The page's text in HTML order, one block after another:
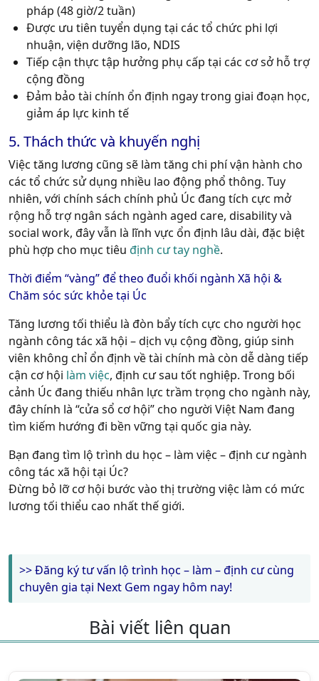
pháp (48 giờ/2 tuần)
Được ưu tiên tuyển dụng tại các tổ chức phi lợi
nhuận, viện dưỡng lão, NDIS
Tiếp cận thực tập hưởng phụ cấp tại các cơ sở hỗ trợ
cộng đồng
Đảm bảo tài chính ổn định ngay trong giai đoạn học,
giảm áp lực kinh tế
5. Thách thức và khuyến nghị
Việc tăng lương cũng sẽ làm tăng chi phí vận hành cho
các tổ chức sử dụng nhiều lao động phổ thông. Tuy
nhiên, với chính sách chính phủ Úc đang tích cực mở
rộng hỗ trợ ngân sách ngành aged care, disability và
social work, đây vẫn là lĩnh vực ổn định lâu dài, đặc biệt
phù hợp cho mục tiêu định cư tay nghề.
Thời điểm “vàng” để theo đuổi khối ngành Xã hội &
Chăm sóc sức khỏe tại Úc
Tăng lương tối thiểu là đòn bẩy tích cực cho người học
ngành công tác xã hội – dịch vụ cộng đồng, giúp sinh
viên không chỉ ổn định về tài chính mà còn dễ dàng tiếp
cận cơ hội làm việc, định cư sau tốt nghiệp. Trong bối
cảnh Úc đang thiếu nhân lực trầm trọng cho ngành này,
đây chính là “cửa sổ cơ hội” cho người Việt Nam đang
tìm kiếm hướng đi bền vững tại quốc gia này.
Bạn đang tìm lộ trình du học – làm việc – định cư ngành
công tác xã hội tại Úc?
Đừng bỏ lỡ cơ hội bước vào thị trường việc làm có mức
lương tối thiểu cao nhất thế giới.
>> Đăng ký tư vấn lộ trình học – làm – định cư cùng
chuyên gia tại Next Gem ngay hôm nay!
Bài viết liên quan